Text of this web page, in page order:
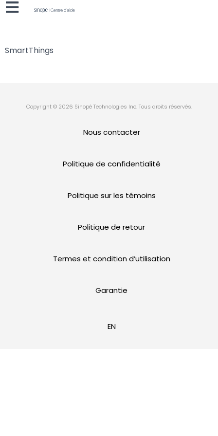
SmartThings
Copyright © 2026 Sinopé Technologies Inc. Tous droits réservés.
Nous contacter
Politique de confidentialité
Politique sur les témoins
Politique de retour
Termes et condition d’utilisation
Garantie
EN